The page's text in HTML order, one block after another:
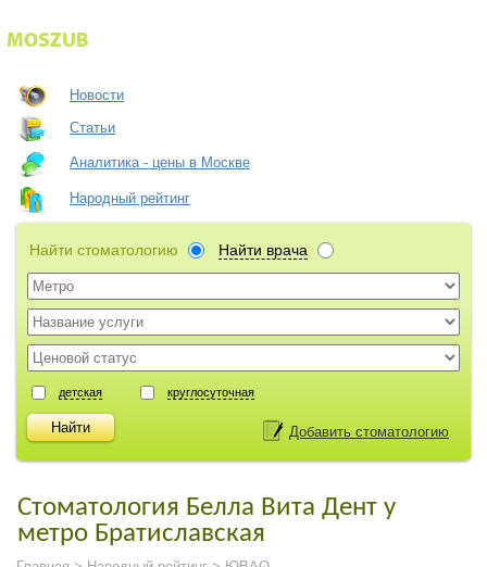
Новости
Статьи
Аналитика - цены в Москве
Народный рейтинг
Найти стоматологию Найти врача
детская круглосуточная
Добавить стоматологию
Стоматология Белла Вита Дент у
метро Братиславская